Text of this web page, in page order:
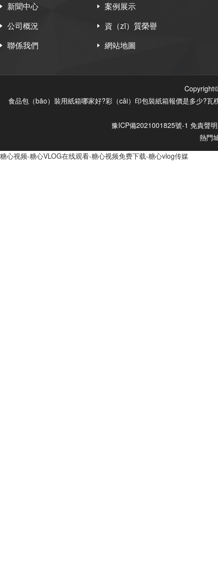
新聞中心
案例展示
公司概況
資（zī）質榮譽
聯係我們
網站地圖
食品包（bāo）裝用紙箱哪家好?彩（cǎi）印包裝紙箱報價是多少?
豫ICP備2021001825號-1 免責聲明
熱門
糖心视频-糖心VLOG在线观看-糖心视频免费下载-糖心vlog传媒